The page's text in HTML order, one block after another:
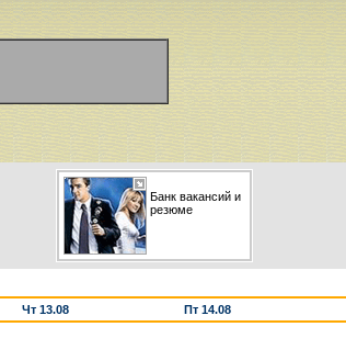
Банк вакансий и
резюме
Чт 13.08 Пт 14.08